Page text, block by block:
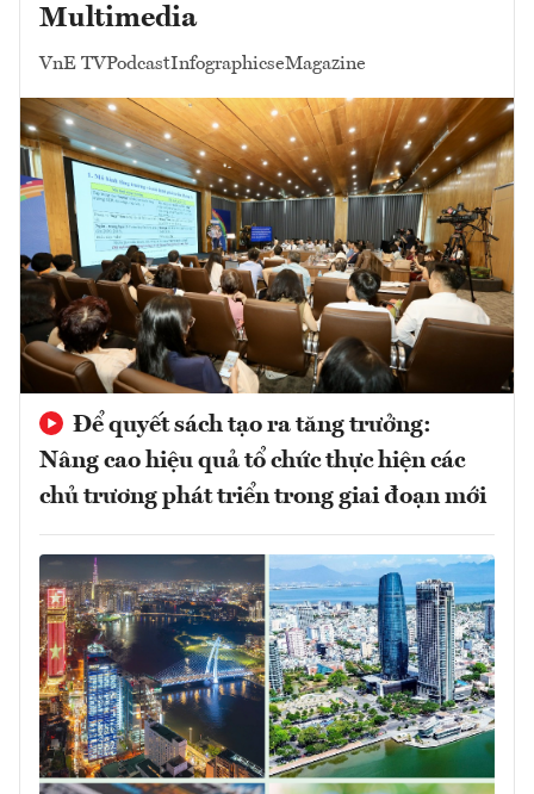
Multimedia
VnE TVPodcastInfographicseMagazine
Để quyết sách tạo ra tăng trưởng:
Nâng cao hiệu quả tổ chức thực hiện các
chủ trương phát triển trong giai đoạn mới